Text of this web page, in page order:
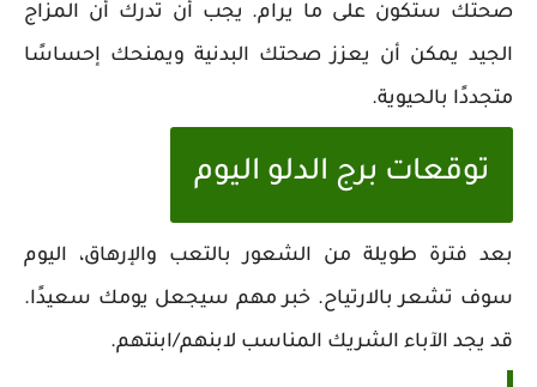
صحتك ستكون على ما يرام. يجب أن تدرك أن المزاج
الجيد يمكن أن يعزز صحتك البدنية ويمنحك إحساسًا
متجددًا بالحيوية.
توقعات برج الدلو اليوم
بعد فترة طويلة من الشعور بالتعب والإرهاق، اليوم
سوف تشعر بالارتياح. خبر مهم سيجعل يومك سعيدًا.
قد يجد الآباء الشريك المناسب لابنهم/ابنتهم.